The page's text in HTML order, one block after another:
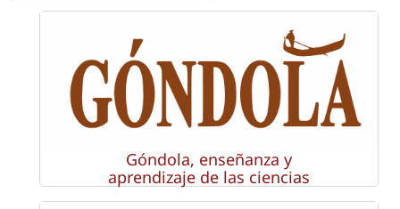
Góndola, enseñanza y
aprendizaje de las ciencias